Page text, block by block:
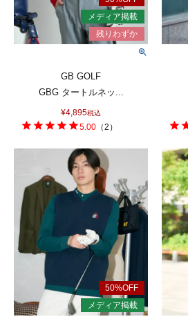
GB GOLF
GBG タートルネッ...
¥4,895税込
5.00 （2 ）